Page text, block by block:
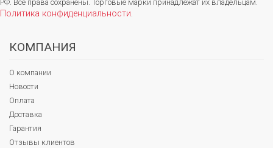
РФ. Все права сохранены. Торговые марки принадлежат их владельцам.
Политика конфиденциальности.
КОМПАНИЯ
О компании
Новости
Оплата
Доставка
Гарантия
Отзывы клиентов